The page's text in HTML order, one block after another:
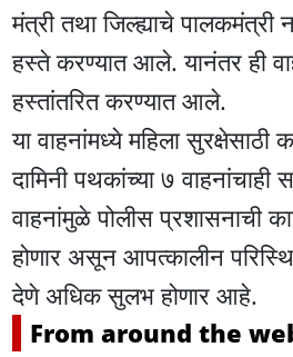
मंत्री तथा जिल्ह्याचे पालकमंत्री
हस्ते करण्यात आले. यानंतर ही
हस्तांतरित करण्यात आले.
या वाहनांमध्ये महिला सुरक्षेसाठी
दामिनी पथकांच्या ७
वाहनांमुळे पोलीस प्रशासनाची
होणार असून आपत्कालीन
देणे अधिक सुलभ होणार आहे.
From around the